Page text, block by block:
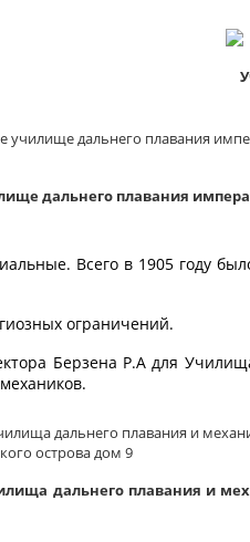
дальнего плавания
Всего в 1905 году
ограничений.
Берзена Р.А для
дальнего плавания и